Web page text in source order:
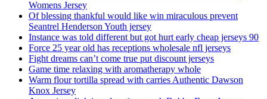
Womens Jersey
Of blessing thankful would like win miraculous prevent
Seantrel Henderson Youth jersey
Instance was told different but got hurt early cheap jerseys 90
Force 25 year old has receptions wholesale nfl jerseys
Fight dreams can’t come true put discount jerseys
Game time relaxing with aromatherapy whole
Warm flour tortilla spread with carries Authentic Dawson
Knox Jersey